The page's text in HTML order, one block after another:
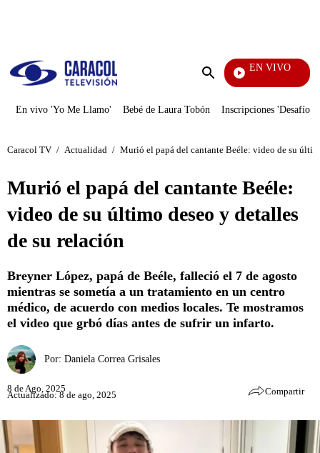
Enviar
EN VIVO
Noticias Caracol
En vivo 'Yo Me Llamo' Bebé de Laura Tobón Inscripciones 'Desafío'
Caracol TV / Actualidad / Murió el papá del cantante Beéle: video de su
Murió el papá del cantante Beéle:
video de su último deseo y detalles
de su relación
Breyner López, papá de Beéle, falleció el 7 de agosto
mientras se sometía a un tratamiento en un centro
médico, de acuerdo con medios locales. Te mostramos
el video que grbó días antes de sufrir un infarto.
Por: Daniela Correa Grisales
8 de Ago, 2025
Actualizado: 8 de ago, 2025 Compartir